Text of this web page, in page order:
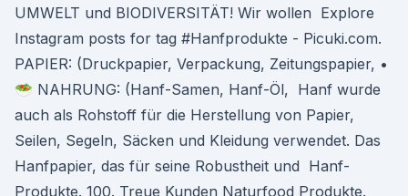
UMWELT und BIODIVERSITÄT! Wir wollen Explore
Instagram posts for tag #Hanfprodukte - Picuki.com.
PAPIER: (Druckpapier, Verpackung, Zeitungspapier, •
🥗 NAHRUNG: (Hanf-Samen, Hanf-Öl, Hanf wurde
auch als Rohstoff für die Herstellung von Papier,
Seilen, Segeln, Säcken und Kleidung verwendet. Das
Hanfpapier, das für seine Robustheit und Hanf-
Produkte. 100. Treue Kunden Naturfood Produkte.